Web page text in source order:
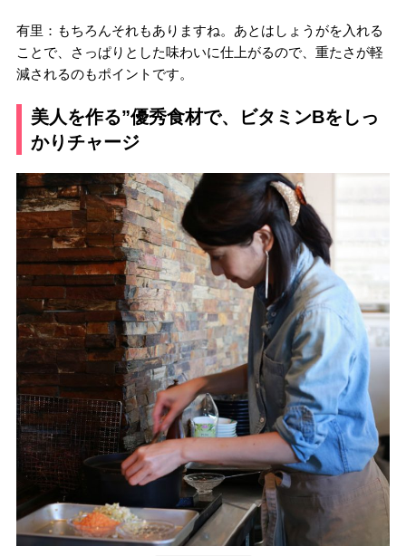
有里：もちろんそれもありますね。あとはしょうがを入れる
ことで、さっぱりとした味わいに仕上がるので、重たさが軽
減されるのもポイントです。
美人を作る”優秀食材で、ビタミンBをしっ
かりチャージ